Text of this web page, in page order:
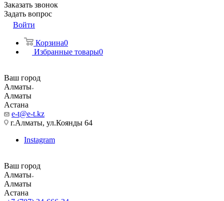
Заказать звонок
Задать вопрос
Войти
Корзина0
Избранные товары0
Ваш город
Алматы
Алматы
Астана
e-t@e-t.kz
г.Алматы, ул.Коянды 64
Instagram
Ваш город
Алматы
Алматы
Астана